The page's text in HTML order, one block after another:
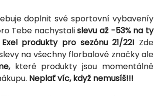
doplnit své sportovní vybaveníy
Tebe nachystalislevu až -53% na ty
produkty pro sezónu 21/22! Zde
na všechny florbalové značky ale
které produkty jsou momentálně
Neplať víc, když nemusíš!!!